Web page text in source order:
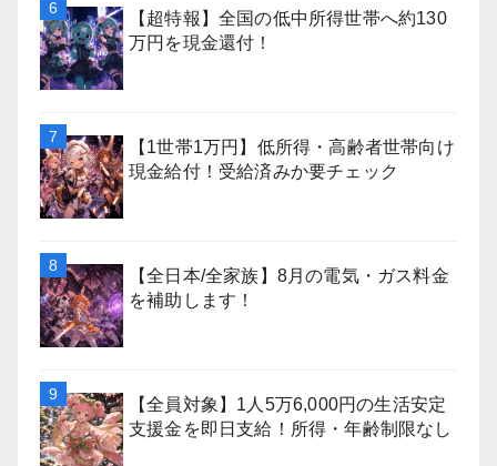
【超特報】全国の低中所得世帯へ約130
万円を現金還付！
【1世帯1万円】低所得・高齢者世帯向け
現金給付！受給済みか要チェック
【全日本/全家族】8月の電気・ガス料金
を補助します！
【全員対象】1人5万6,000円の生活安定
支援金を即日支給！所得・年齢制限なし